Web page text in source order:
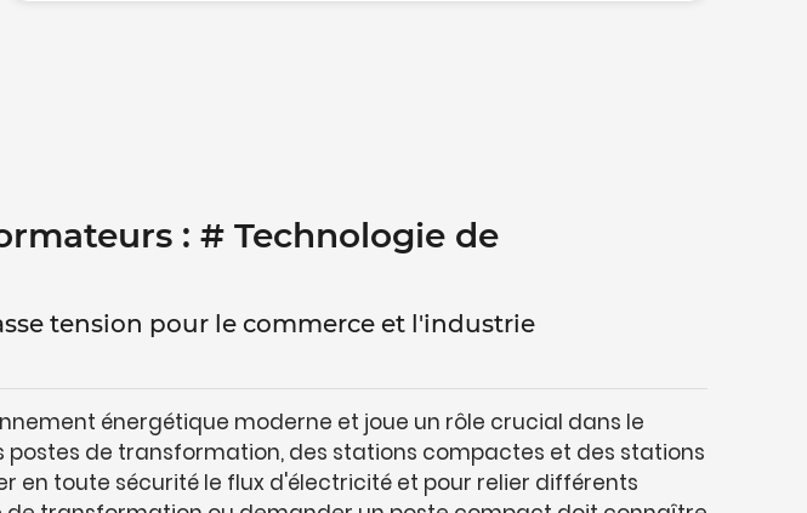
: # Technologie de
tension pour le commerce et l'industrie
énergétique moderne et joue un rôle crucial dans le
de transformation, des stations compactes et des stations
toute sécurité le flux d'électricité et pour relier différents